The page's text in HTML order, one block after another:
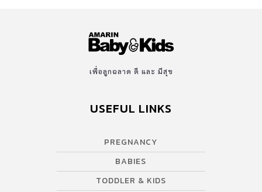
เพื่อลูกฉลาด ดี และ มีสุข
USEFUL LINKS
PREGNANCY
BABIES
TODDLER & KIDS